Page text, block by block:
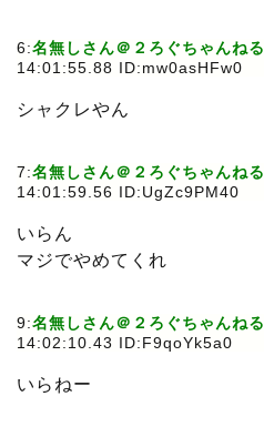
6:名無しさん＠２ろぐちゃんねる
14:01:55.88 ID:mw0asHFw0
シャクレやん
7:名無しさん＠２ろぐちゃんねる
14:01:59.56 ID:UgZc9PM40
いらん
マジでやめてくれ
9:名無しさん＠２ろぐちゃんねる
14:02:10.43 ID:F9qoYk5a0
いらねー